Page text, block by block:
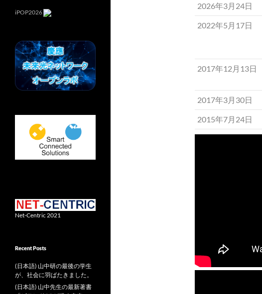
2026年3月24日
2022年5月17日
2017年12月13日
2017年3月30日
2015年7月24日
iPOP2026
Net-Centric 2021
Recent Posts
(日本語) 山中研の最後の学生
が、社会に羽ばたきました。
(日本語) 山中先生の最新著書